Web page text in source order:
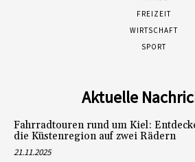
FREIZEIT
WIRTSCHAFT
SPORT
Aktuelle
Fahrradtouren rund um Kiel:
die Küstenregion auf zwei Rädern
21.11.2025